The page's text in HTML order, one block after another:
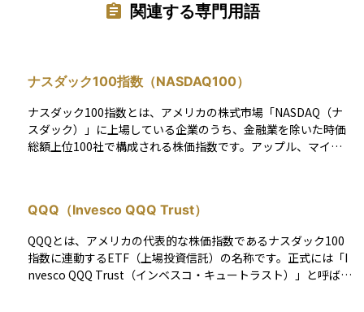
関連する専門用語
ナスダック100指数（NASDAQ100）
ナスダック100指数とは、アメリカの株式市場「NASDAQ（ナ
スダック）」に上場している企業のうち、金融業を除いた時価
総額上位100社で構成される株価指数です。アップル、マイク
な動きを示す指標として高い注目を集めています。 この指数は
時価総額加重平均型で、企業の規模が大きいほど指数に与える
影響も大きくなります。また、ナスダック総合指数よりも選定
銘柄が絞られているため、より「成長株」にフォーカスした性
格が強いのが特徴です。初心者の方には、「アメリカのハイテ
QQQ（Invesco QQQ Trust）
QQQとは、アメリカの代表的な株価指数であるナスダック100
指数に連動するETF（上場投資信託）の名称です。正式には「I
nvesco QQQ Trust（インベスコ・キュートラスト）」と呼ば